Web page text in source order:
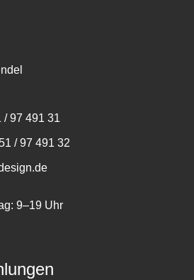
/ 97 491 31
/ 97 491 32
9–19 Uhr